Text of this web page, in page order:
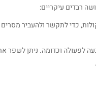
רבדים עיקריים:
כדי לתקשר ולהעביר מסרים
לפעולה וכדומה. ניתן לשפר